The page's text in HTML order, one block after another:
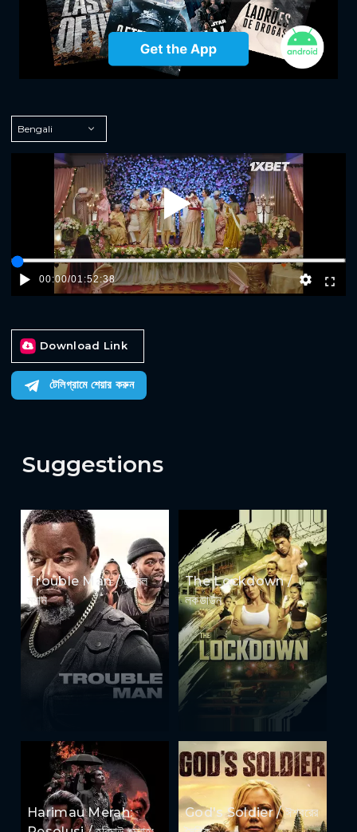
Play
00:00/01:52:38
Download Link
টেলিগ্রামে শেয়ার করুন
Suggestions
Trouble Man / ট্রাবল
ম্যান
The Lockdown /
লকডাউন
Harimau Merah:
God's Soldier / ঈশ্বরের